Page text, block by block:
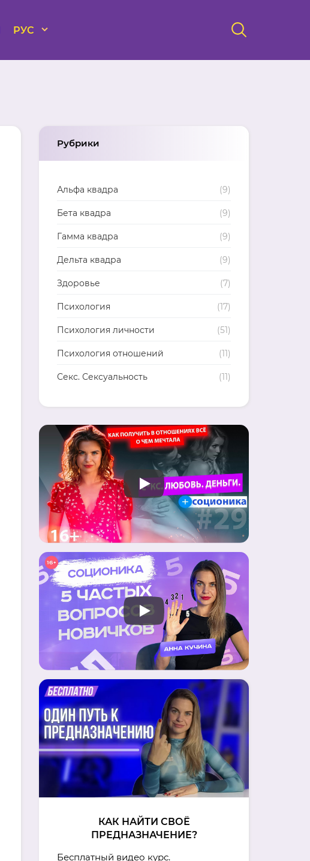
РУС
Рубрики
Альфа квадра (9)
Бета квадра (9)
Гамма квадра (9)
Дельта квадра (9)
Здоровье (7)
Психология (17)
Психология личности (51)
Психология отношений (11)
Секс. Сексуальность (11)
КАК НАЙТИ СВОЁ
ПРЕДНАЗНАЧЕНИЕ?
Бесплатный видео курс.